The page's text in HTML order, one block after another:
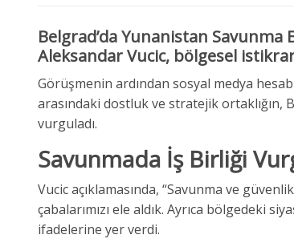
Belgrad’da Yunanistan Savunma
Aleksandar Vucic, bölgesel
Görüşmenin ardından sosyal medya
arasındaki dostluk ve stratejik ortaklığın,
vurguladı.
Savunmada İş Birliği
Vucic açıklamasında, “Savunma ve
çabalarımızı ele aldık. Ayrıca bölgedeki
ifadelerine yer verdi.